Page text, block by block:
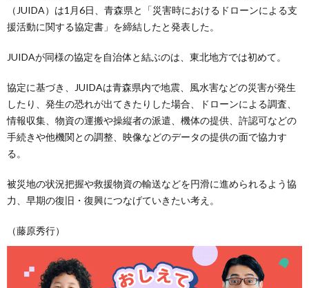
（JUIDA）は1月6日、青森県と「災害時におけるドローンによる支
援活動に関する協定書」を締結したと発表した。
JUIDAが同様の協定を自治体と結ぶのは、東北地方では初めて。
協定に基づき、JUIDAは青森県内で地震、風水害などの災害が発生
したり、発生の恐れが出てきたりした場合、ドローンによる調査、
情報収集、物資の運搬や操縦者の派遣、機体の提供、許認可などの
手続きや他機関との調整、映像などのデータの提供の面で協力す
る。
被災地の状況把握や救援物資の輸送などを円滑に進められるよう協
力、早期の復旧・復興につなげていきたい考え。
（藤原秀行）